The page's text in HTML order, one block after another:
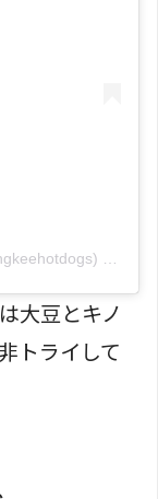
は大豆とキノ
トライして